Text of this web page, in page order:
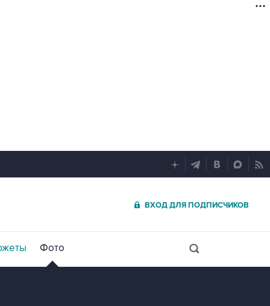
ВХОД ДЛЯ ПОДПИСЧИКОВ
Фото